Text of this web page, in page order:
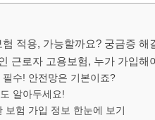
적용, 가능할까요? 궁금증 해
근로자 고용보험, 누가 가입해
수! 안전망은 기본이죠?
알아두세요!
보험 가입 정보 한눈에 보기